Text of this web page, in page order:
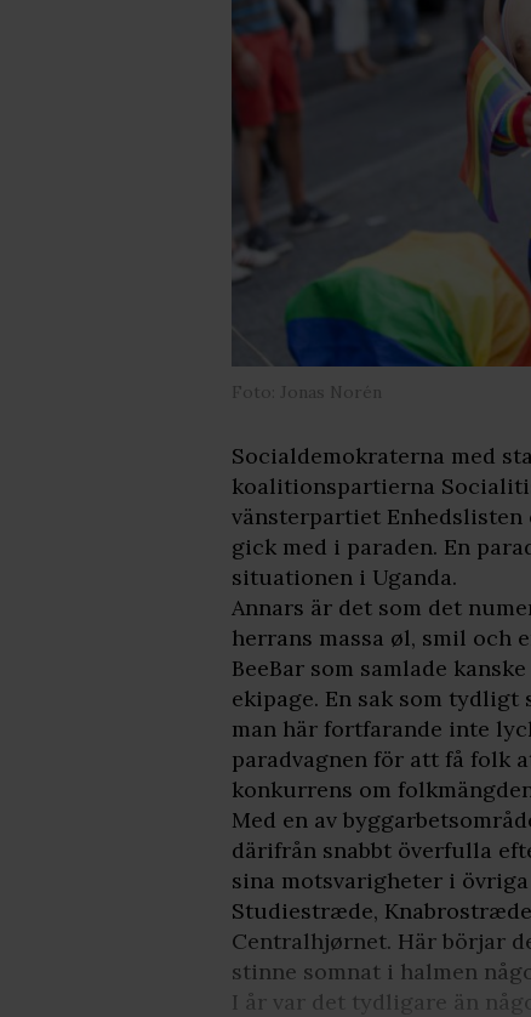
Foto: Jonas Norén
Socialdemokraterna med
koalitionspartierna
vänsterpartiet
gick med i paraden. En
situationen i Uganda.
Annars är det som det
herrans massa øl, smil och
BeeBar som samlade
ekipage. En sak som
man här fortfarande inte
paradvagnen för att få folk
konkurrens om
Med en av
därifrån snabbt överfulla
sina motsvarigheter i
Studiestræde,
Centralhjørnet. Här börjar
stinne somnat i halmen
I år var det tydligare än